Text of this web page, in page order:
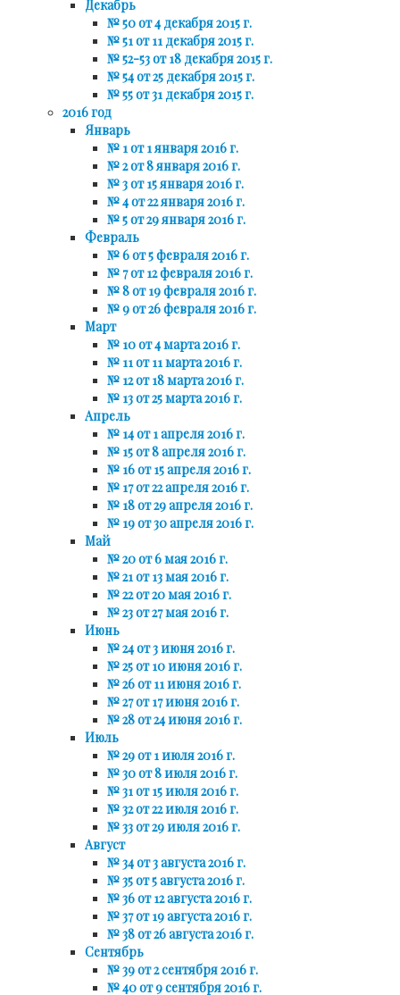
Декабрь
№ 50 от 4 декабря 2015 г.
№ 51 от 11 декабря 2015 г.
№ 52-53 от 18 декабря 2015 г.
№ 54 от 25 декабря 2015 г.
№ 55 от 31 декабря 2015 г.
2016 год
Январь
№ 1 от 1 января 2016 г.
№ 2 от 8 января 2016 г.
№ 3 от 15 января 2016 г.
№ 4 от 22 января 2016 г.
№ 5 от 29 января 2016 г.
Февраль
№ 6 от 5 февраля 2016 г.
№ 7 от 12 февраля 2016 г.
№ 8 от 19 февраля 2016 г.
№ 9 от 26 февраля 2016 г.
Март
№ 10 от 4 марта 2016 г.
№ 11 от 11 марта 2016 г.
№ 12 от 18 марта 2016 г.
№ 13 от 25 марта 2016 г.
Апрель
№ 14 от 1 апреля 2016 г.
№ 15 от 8 апреля 2016 г.
№ 16 от 15 апреля 2016 г.
№ 17 от 22 апреля 2016 г.
№ 18 от 29 апреля 2016 г.
№ 19 от 30 апреля 2016 г.
Май
№ 20 от 6 мая 2016 г.
№ 21 от 13 мая 2016 г.
№ 22 от 20 мая 2016 г.
№ 23 от 27 мая 2016 г.
Июнь
№ 24 от 3 июня 2016 г.
№ 25 от 10 июня 2016 г.
№ 26 от 11 июня 2016 г.
№ 27 от 17 июня 2016 г.
№ 28 от 24 июня 2016 г.
Июль
№ 29 от 1 июля 2016 г.
№ 30 от 8 июля 2016 г.
№ 31 от 15 июля 2016 г.
№ 32 от 22 июля 2016 г.
№ 33 от 29 июля 2016 г.
Август
№ 34 от 3 августа 2016 г.
№ 35 от 5 августа 2016 г.
№ 36 от 12 августа 2016 г.
№ 37 от 19 августа 2016 г.
№ 38 от 26 августа 2016 г.
Сентябрь
№ 39 от 2 сентября 2016 г.
№ 40 от 9 сентября 2016 г.